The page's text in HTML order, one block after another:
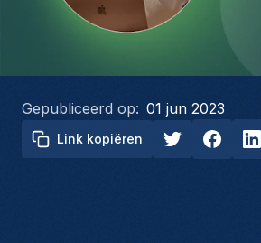
Gepubliceerd op: 01 jun 2023
Link kopiëren